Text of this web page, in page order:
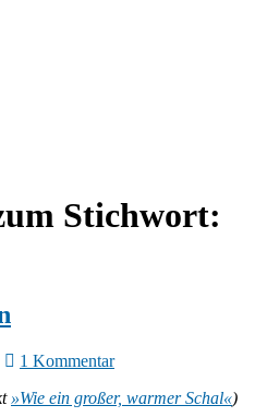
Stichwort:
1 Kommentar
»Wie ein großer, warmer Schal«)